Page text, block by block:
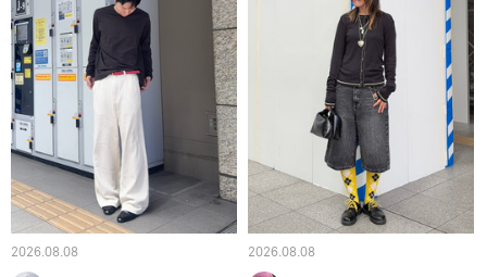
2026.08.08 2026.08.08